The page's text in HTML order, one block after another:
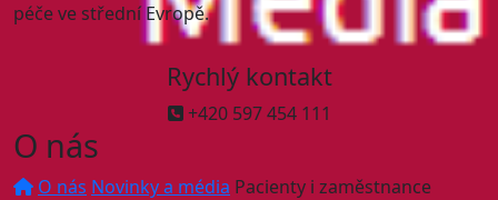
péče ve střední Evropě.
Rychlý kontakt
+420 597 454 111
O nás
O nás Novinky a média Pacienty i zaměstnance